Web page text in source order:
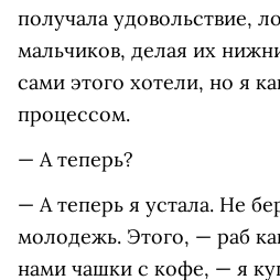
получала удовольствие,
мальчиков, делая их
сами этого хотели, но я
процессом.
— А теперь?
— А теперь я устала. Не
молодежь. Этого, — раб
нами чашки с кофе, — я